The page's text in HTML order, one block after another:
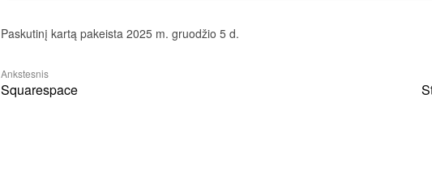
Paskutinį kartą pakeista 2025 m. gruodžio 5 d.
Ankstesnis
Squarespace